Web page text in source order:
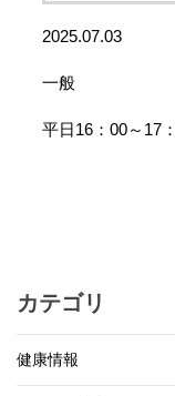
2025.07.03
一般
平日16：00～17
カテゴリ
健康情報